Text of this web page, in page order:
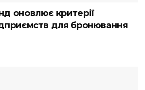
оновлює критерії
для бронювання